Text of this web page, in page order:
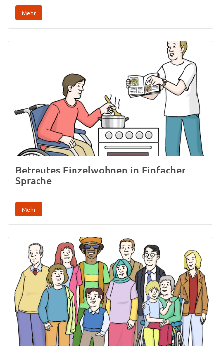
Mehr
Betreutes Einzelwohnen in Einfacher
Sprache
Mehr